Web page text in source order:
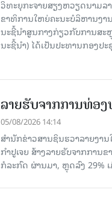
ວິທະຍຸກະຈາຍສຽງຫວຽດນາມລ
ຂາ​ທິ​ການ​ໃຫຍ່​ຄະ​ນະ​ບໍ​ລິ​ຫານ​ງ
ນະ​ຊີ້​ນຳ​ສູນ​ກາງ​ກ່ຽວ​ກັບ​ການ​ສະ​
ນະ​ຊີ້​ນຳ) ໄດ້​ເປັນ​ປະ​ທານກອງ​
ລາຍຮັບຈາກການທ່ອ
05/08/2026 14:14
ສຳນັກຂ່າວສານຊິນຮວາລາຍງ
ກຳປູເຈຍ ສ້າງລາຍຮັບຈາກກາ
ກໍລະກົດ ຜ່ານມາ, ຫຼຸດລົງ 29%